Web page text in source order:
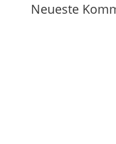
Neueste